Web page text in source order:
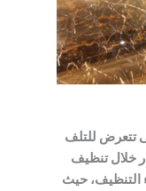
تتعرض للتلف
خلال تنظيف
التنظيف، حيث